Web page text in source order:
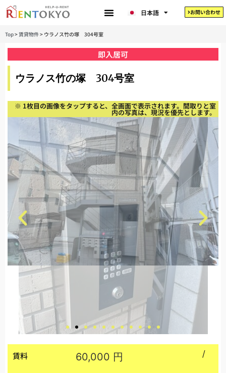
日本語
Tiếng Việt
お問い合わせ
Top>賃貸物件> ウラノス竹の塚 304号室
ウラノス竹の塚 304号室
即入居可
※ 1枚目の画像をタップすると、全画面で表示されます。間取りと室
内の写真は、現況を優先とします。
賃料 60,000 円 /